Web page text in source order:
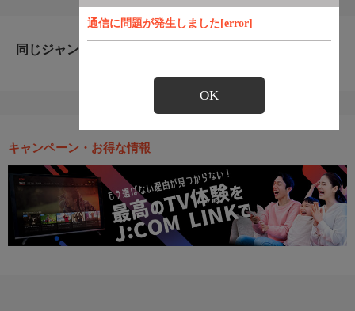
通信に問題が発生しました[error]
OK
同じジャンルのおすすめ番組
キャンペーン・お得な情報